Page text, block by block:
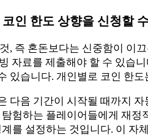
인 한도 상향을 신청할
, 즉 혼돈보다는 신중함이 이
자료를 제출해야 할 수 있습
있습니다. 개인별로 코인 한
다음 기간이 시작될 때까지
험하는 플레이어들에게 재
를 설정하는 것입니다. 이